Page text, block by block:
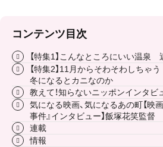
コンテンツ目次
【特集1】こんなところにいい温泉
【特集2】11月からそわそわしちゃ
冬になるとカニなのか
教えて！知らないニッポンインタ
気になる映画、気になるあの町【映
事件』インタビュー】飯塚花笑監督
連載
情報